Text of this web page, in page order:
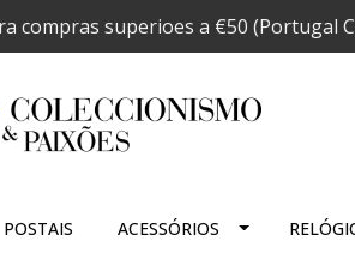
compras superioes a €50 (Portugal
POSTAIS ACESSÓRIOS